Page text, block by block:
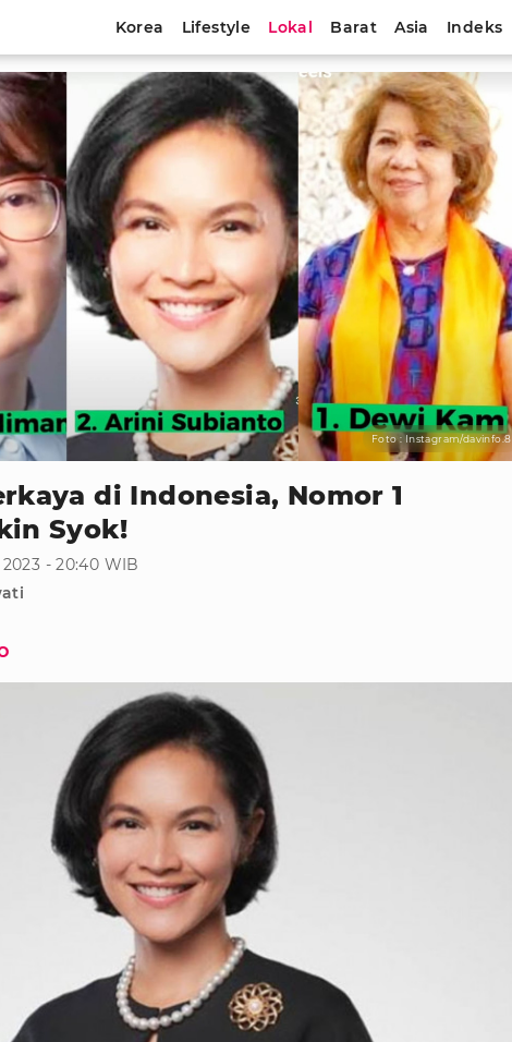
Korea Lifestyle Lokal Barat Asia Indeks
Foto : Instagram/davinfo.8
di Indonesia, Nomor 1
Syok!
- 20:40 WIB